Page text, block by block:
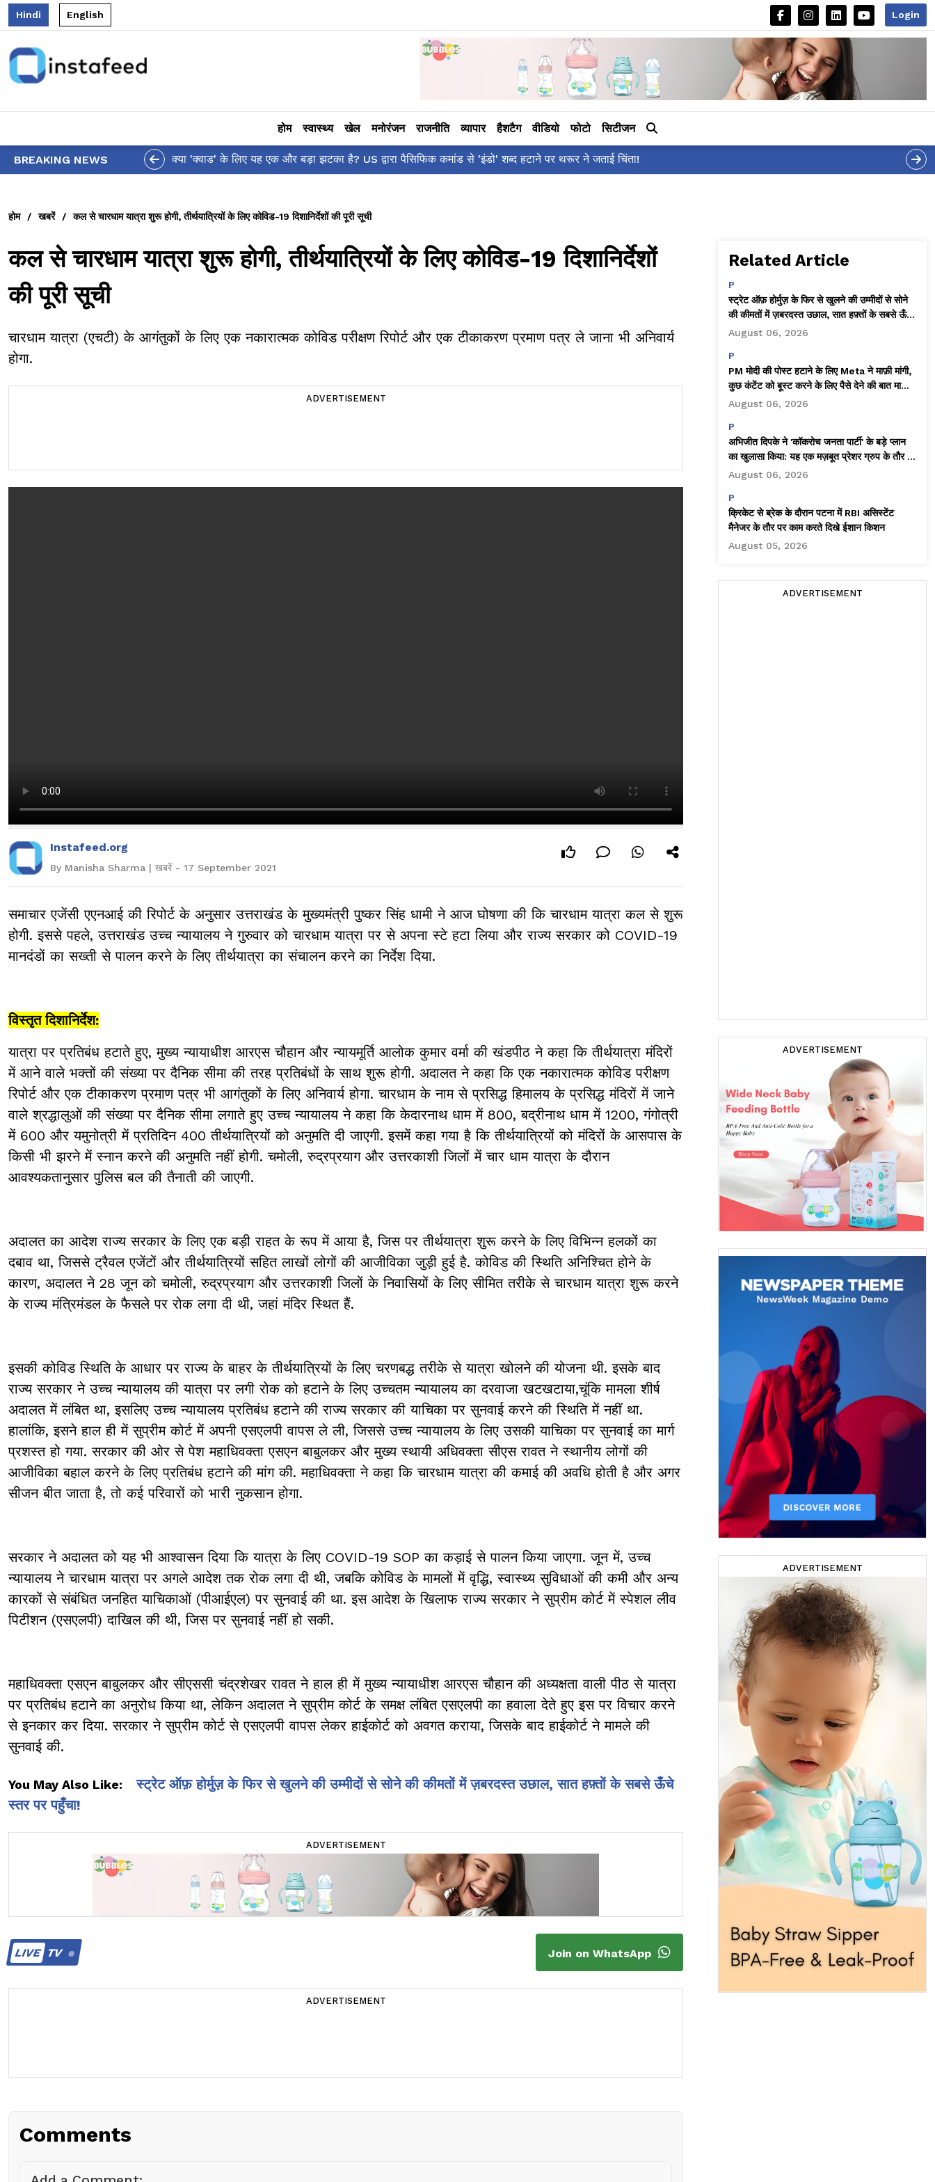
Hindi English Login
होम स्वास्थ्य खेल मनोरंजन राजनीति व्यापार हैशटैग वीडियो फोटो सिटीजन
BREAKING NEWS
चिंता! आलिया भट्ट का मज़ेदार 'शर्वरी कहाँ है?' पोस्ट, 'अल्फा' टीज़र पर उठे सवालों का मज़ाकिया जवाब!
होम / खबरें / कल से चारधाम यात्रा शुरू होगी, तीर्थयात्रियों के लिए कोविड-19 दिशानिर्देशों की पूरी सूची
कल से चारधाम यात्रा शुरू होगी, तीर्थयात्रियों के लिए कोविड-19 दिशानिर्देशों
की पूरी सूची
चारधाम यात्रा (एचटी) के आगंतुकों के लिए एक नकारात्मक कोविड परीक्षण रिपोर्ट और एक टीकाकरण प्रमाण पत्र ले जाना भी अनिवार्य
होगा.
ADVERTISEMENT
Instafeed.org
By Manisha Sharma | खबरें - 17 September 2021
समाचार एजेंसी एएनआई की रिपोर्ट के अनुसार उत्तराखंड के मुख्यमंत्री पुष्कर सिंह धामी ने आज घोषणा की कि चारधाम यात्रा कल से शुरू
होगी. इससे पहले, उत्तराखंड उच्च न्यायालय ने गुरुवार को चारधाम यात्रा पर से अपना स्टे हटा लिया और राज्य सरकार को COVID-19
मानदंडों का सख्ती से पालन करने के लिए तीर्थयात्रा का संचालन करने का निर्देश दिया.
विस्तृत दिशानिर्देश:
यात्रा पर प्रतिबंध हटाते हुए, मुख्य न्यायाधीश आरएस चौहान और न्यायमूर्ति आलोक कुमार वर्मा की खंडपीठ ने कहा कि तीर्थयात्रा मंदिरों
में आने वाले भक्तों की संख्या पर दैनिक सीमा की तरह प्रतिबंधों के साथ शुरू होगी. अदालत ने कहा कि एक नकारात्मक कोविड परीक्षण
रिपोर्ट और एक टीकाकरण प्रमाण पत्र भी आगंतुकों के लिए अनिवार्य होगा. चारधाम के नाम से प्रसिद्ध हिमालय के प्रसिद्ध मंदिरों में जाने
वाले श्रद्धालुओं की संख्या पर दैनिक सीमा लगाते हुए उच्च न्यायालय ने कहा कि केदारनाथ धाम में 800, बद्रीनाथ धाम में 1200, गंगोत्री
में 600 और यमुनोत्री में प्रतिदिन 400 तीर्थयात्रियों को अनुमति दी जाएगी. इसमें कहा गया है कि तीर्थयात्रियों को मंदिरों के आसपास के
किसी भी झरने में स्नान करने की अनुमति नहीं होगी. चमोली, रुद्रप्रयाग और उत्तरकाशी जिलों में चार धाम यात्रा के दौरान
आवश्यकतानुसार पुलिस बल की तैनाती की जाएगी.
अदालत का आदेश राज्य सरकार के लिए एक बड़ी राहत के रूप में आया है, जिस पर तीर्थयात्रा शुरू करने के लिए विभिन्न हलकों का
दबाव था, जिससे ट्रैवल एजेंटों और तीर्थयात्रियों सहित लाखों लोगों की आजीविका जुड़ी हुई है. कोविड की स्थिति अनिश्चित होने के
कारण, अदालत ने 28 जून को चमोली, रुद्रप्रयाग और उत्तरकाशी जिलों के निवासियों के लिए सीमित तरीके से चारधाम यात्रा शुरू करने
के राज्य मंत्रिमंडल के फैसले पर रोक लगा दी थी, जहां मंदिर स्थित हैं.
इसकी कोविड स्थिति के आधार पर राज्य के बाहर के तीर्थयात्रियों के लिए चरणबद्ध तरीके से यात्रा खोलने की योजना थी. इसके बाद
राज्य सरकार ने उच्च न्यायालय की यात्रा पर लगी रोक को हटाने के लिए उच्चतम न्यायालय का दरवाजा खटखटाया,चूंकि मामला शीर्ष
अदालत में लंबित था, इसलिए उच्च न्यायालय प्रतिबंध हटाने की राज्य सरकार की याचिका पर सुनवाई करने की स्थिति में नहीं था.
हालांकि, इसने हाल ही में सुप्रीम कोर्ट में अपनी एसएलपी वापस ले ली, जिससे उच्च न्यायालय के लिए उसकी याचिका पर सुनवाई का मार्ग
प्रशस्त हो गया. सरकार की ओर से पेश महाधिवक्ता एसएन बाबुलकर और मुख्य स्थायी अधिवक्ता सीएस रावत ने स्थानीय लोगों की
आजीविका बहाल करने के लिए प्रतिबंध हटाने की मांग की. महाधिवक्ता ने कहा कि चारधाम यात्रा की कमाई की अवधि होती है और अगर
सीजन बीत जाता है, तो कई परिवारों को भारी नुकसान होगा.
सरकार ने अदालत को यह भी आश्वासन दिया कि यात्रा के लिए COVID-19 SOP का कड़ाई से पालन किया जाएगा. जून में, उच्च
न्यायालय ने चारधाम यात्रा पर अगले आदेश तक रोक लगा दी थी, जबकि कोविड के मामलों में वृद्धि, स्वास्थ्य सुविधाओं की कमी और अन्य
कारकों से संबंधित जनहित याचिकाओं (पीआईएल) पर सुनवाई की था. इस आदेश के खिलाफ राज्य सरकार ने सुप्रीम कोर्ट में स्पेशल लीव
पिटीशन (एसएलपी) दाखिल की थी, जिस पर सुनवाई नहीं हो सकी.
महाधिवक्ता एसएन बाबुलकर और सीएससी चंद्रशेखर रावत ने हाल ही में मुख्य न्यायाधीश आरएस चौहान की अध्यक्षता वाली पीठ से यात्रा
पर प्रतिबंध हटाने का अनुरोध किया था, लेकिन अदालत ने सुप्रीम कोर्ट के समक्ष लंबित एसएलपी का हवाला देते हुए इस पर विचार करने
से इनकार कर दिया. सरकार ने सुप्रीम कोर्ट से एसएलपी वापस लेकर हाईकोर्ट को अवगत कराया, जिसके बाद हाईकोर्ट ने मामले की
सुनवाई की.
You May Also Like:
स्ट्रेट ऑफ़ होर्मुज़ के फिर से खुलने की उम्मीदों से सोने की कीमतों में ज़बरदस्त उछाल, सात हफ़्तों के सबसे ऊँचे
स्तर पर पहुँचा!
ADVERTISEMENT
LIVETV Join on WhatsApp
ADVERTISEMENT
Comments
Related Article
P
स्ट्रेट ऑफ़ होर्मुज़ के फिर से खुलने की उम्मीदों से सोने
की कीमतों में ज़बरदस्त उछाल, सात हफ़्तों के सबसे ऊँचे
स्तर पर पहुँचा!
August 06, 2026
P
PM मोदी की पोस्ट हटाने के लिए Meta ने माफ़ी मांगी,
कुछ कंटेंट को बूस्ट करने के लिए पैसे देने की बात मानी:
सरकारी सूत्र
August 06, 2026
P
अभिजीत दिपके ने 'कॉकरोच जनता पार्टी' के बड़े प्लान
का खुलासा किया: यह एक मज़बूत प्रेशर ग्रुप के तौर पर
काम करेगी!
August 06, 2026
P
क्रिकेट से ब्रेक के दौरान पटना में RBI असिस्टेंट
मैनेजर के तौर पर काम करते दिखे ईशान किशन
August 05, 2026
ADVERTISEMENT
ADVERTISEMENT
ADVERTISEMENT